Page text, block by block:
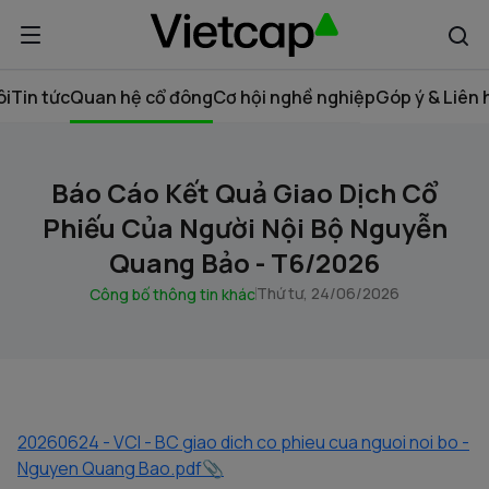
Tin tứcQuan hệ cổ đôngCơ hội nghề nghiệpGóp ý & Liên
Báo Cáo Kết Quả Giao Dịch Cổ
Phiếu Của Người Nội Bộ Nguyễn
Quang Bảo - T6/2026
Công bố thông tin khácThứ tư, 24/06/2026
20260624 - VCI - BC giao dich co phieu cua nguoi noi bo -
Nguyen Quang Bao.pdf